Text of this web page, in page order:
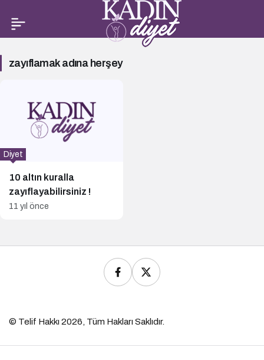
zayıflamak
zayıflamak adına herşey
10 altın kuralla
zayıflayabilirsiniz !
Diyet
11 yıl önce
© Telif Hakkı 2026, Tüm Hakları Saklıdır.